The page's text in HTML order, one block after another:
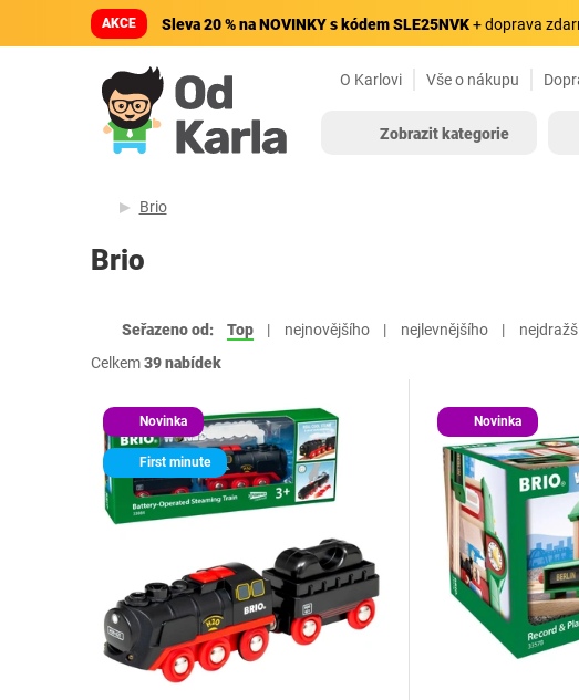
AKCE Sleva 20 % na NOVINKY s kódem SLE25NVK+ doprava
O Karlovi Vše o nákupu
Zobrazit kategorie
Brio
Brio
Seřazeno od: Top nejnovějšího nejlevnějšího
Celkem39 nabídek
Novinka
First minute
Novinka